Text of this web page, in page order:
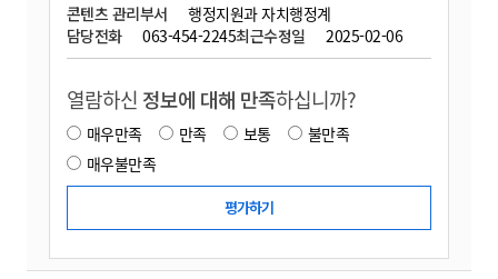
콘텐츠 관리부서
행정지원과 자치행정계
담당전화
063-454-2245최근수정일 2025-02-06
열람하신 정보에 대해 만족하십니까?
매우만족 만족 보통
불만족
매우불만족